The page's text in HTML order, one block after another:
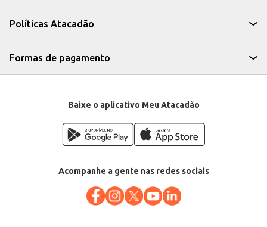
Políticas Atacadão
Formas de pagamento
Baixe o aplicativo Meu Atacadão
Acompanhe a gente nas redes sociais